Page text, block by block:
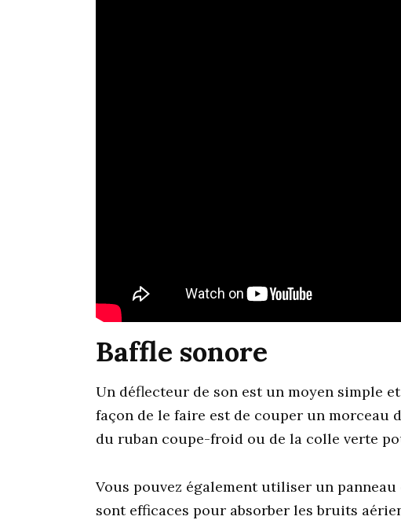
Baffle sonore
Un déflecteur de son est un moyen simple
façon de le faire est de couper un morceau
du ruban coupe-froid ou de la colle verte
Vous pouvez également utiliser un
sont efficaces pour absorber les bruits